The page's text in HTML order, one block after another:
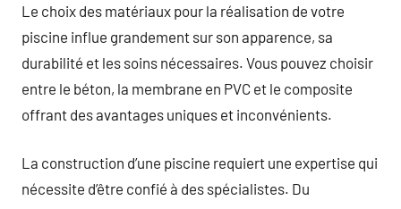
Le choix des matériaux pour la réalisation de votre
piscine influe grandement sur son apparence, sa
durabilité et les soins nécessaires. Vous pouvez choisir
entre le béton, la membrane en PVC et le composite
offrant des avantages uniques et inconvénients.
La construction d’une piscine requiert une expertise qui
nécessite d’être confié à des spécialistes. Du